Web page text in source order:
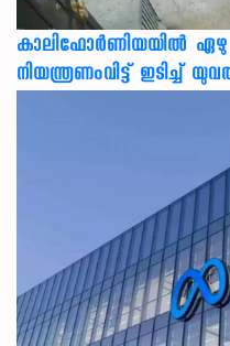
കാലിഫോര്‍ണിയയില്‍
നിയന്ത്രണംവിട്ട് ഇടിച്ച്